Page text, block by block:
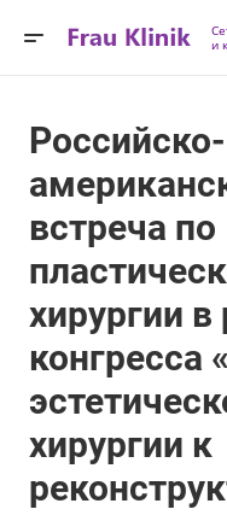
и
Российско-
встреча по
хирургии
конгресса
хирургии к